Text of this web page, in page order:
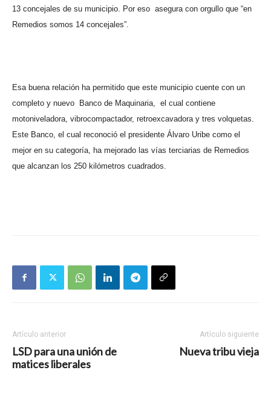
13 concejales de su municipio. Por eso asegura con orgullo que “en
Remedios somos 14 concejales”.
Esa buena relación ha permitido que este municipio cuente con un
completo y nuevo
Banco de Maquinaria, el cual contiene
motoniveladora, vibrocompactador, retroexcavadora y tres volquetas.
Este Banco, el cual reconoció el presidente Álvaro Uribe como el
mejor en su categoría, ha mejorado las vías terciarias de Remedios
que alcanzan los 250 kilómetros cuadrados.
Artículo anterior
LSD para una unión de
matices liberales
Artículo siguiente
Nueva tribu vieja